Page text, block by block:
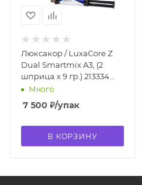
Люксакор / LuxaCore Z
Dual Smartmix A3, (2
шприца x 9 гр.) 213334
DMGМного
7 500 ₽/упак
В КОРЗИНУ